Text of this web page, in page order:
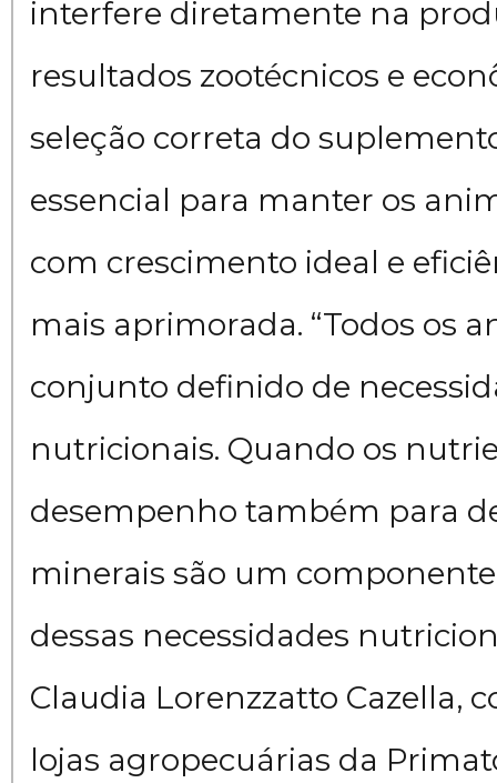
interfere diretamente na
resultados zootécnicos e
seleção correta do
essencial para manter os
com crescimento ideal e
mais aprimorada. “Todos os
conjunto definido de
nutricionais. Quando os
desempenho também para
minerais são um
dessas necessidades
Claudia Lorenzzatto Cazella,
lojas agropecuárias da